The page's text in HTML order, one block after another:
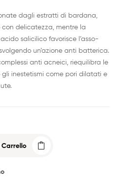
dagli estratti di bardana,
delicatezza, mentre la
salicilico favorisce l’asso-
un’azione anti batterica.
anti acneici, riequilibra le
gli inestetismi come pori dilatati e